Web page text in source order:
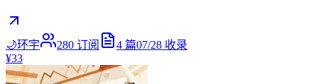
🌙环宇 280 订阅 4 篇07/28 收录
¥33